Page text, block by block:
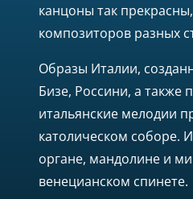
канцоны так
композиторов разных
Образы Италии,
Бизе, Россини, а также
итальянские мелодии
католическом соборе.
органе, мандолине и
венецианском спинете.